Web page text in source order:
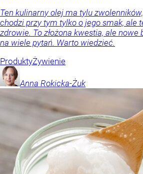
Ten kulinarny olej ma tylu
chodzi przy tym tylko o jego smak, ale
zdrowie. To złożona kwestia, ale nowe
na wiele pytań. Warto wiedzieć.
ProduktyŻywienie
Anna Rokicka-Żuk